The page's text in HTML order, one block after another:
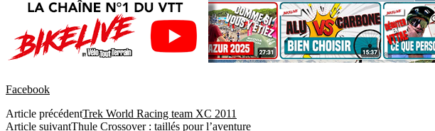
Facebook
Article précédentTrek World Racing team XC 2011
Article suivantThule Crossover : taillés pour l’aventure